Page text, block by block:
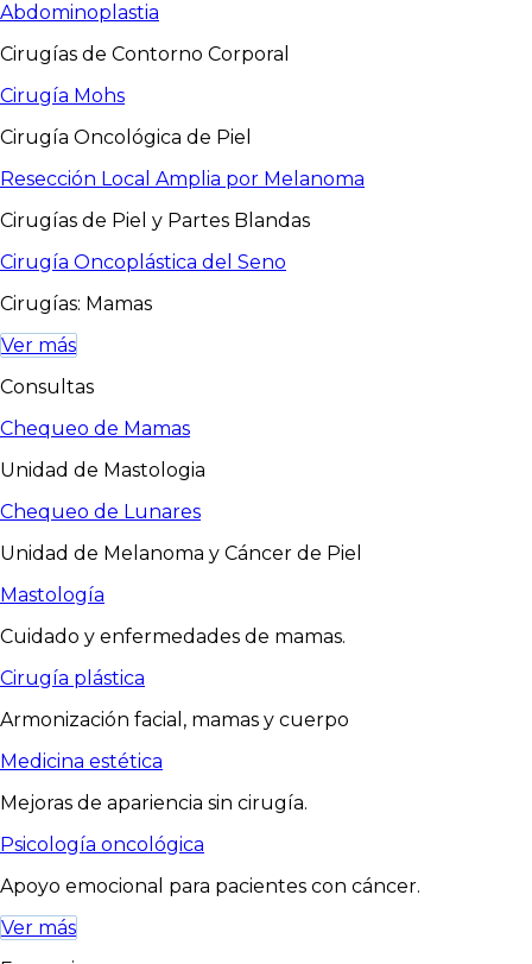
Abdominoplastia
Cirugías de Contorno Corporal
Cirugía Mohs
Cirugía Oncológica de Piel
Resección Local Amplia por Melanoma
Cirugías de Piel y Partes Blandas
Cirugía Oncoplástica del Seno
Cirugías: Mamas
Ver más
Consultas
Chequeo de Mamas
Unidad de Mastologia
Chequeo de Lunares
Unidad de Melanoma y Cáncer de Piel
Mastología
Cuidado y enfermedades de mamas.
Cirugía plástica
Armonización facial, mamas y cuerpo
Medicina estética
Mejoras de apariencia sin cirugía.
Psicología oncológica
Apoyo emocional para pacientes con cáncer.
Ver más